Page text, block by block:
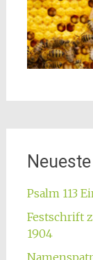
Psalm 113
Festschrift
1904